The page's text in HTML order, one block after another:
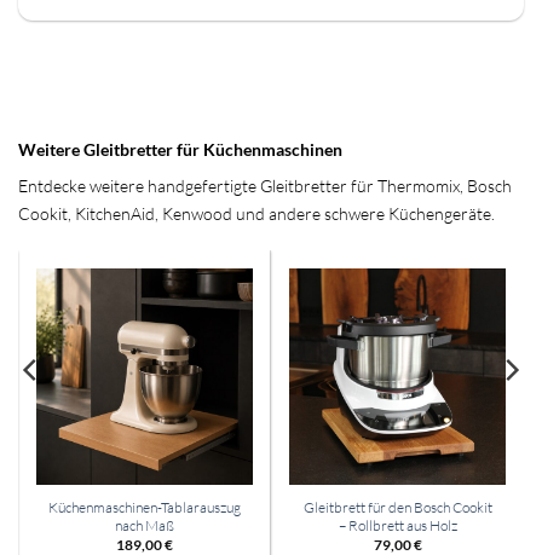
Weitere Gleitbretter für Küchenmaschinen
Entdecke weitere handgefertigte Gleitbretter für Thermomix, Bosch
Cookit, KitchenAid, Kenwood und andere schwere Küchengeräte.
Küchenmaschinen-Tablarauszug
nach Maß
189,00€
Gleitbrett für den Bosch Cookit
– Rollbrett aus Holz
79,00€